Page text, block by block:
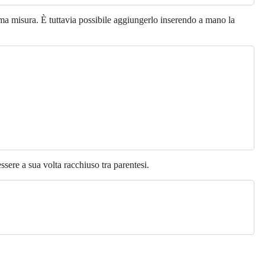
misura. È tuttavia possibile aggiungerlo inserendo a mano la
a sua volta racchiuso tra parentesi.